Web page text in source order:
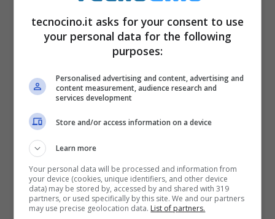
LG K10 2018: prezzo, uscita e
scheda tecnica ufficiale
Febbraio 23, 2018
tecnocino.it asks for your consent to use
your personal data for the following
purposes:
Personalised advertising and content, advertising and
content measurement, audience research and
services development
Store and/or access information on a device
Learn more
Your personal data will be processed and information from
your device (cookies, unique identifiers, and other device
data) may be stored by, accessed by and shared with 319
partners, or used specifically by this site. We and our partners
may use precise geolocation data. List of partners.